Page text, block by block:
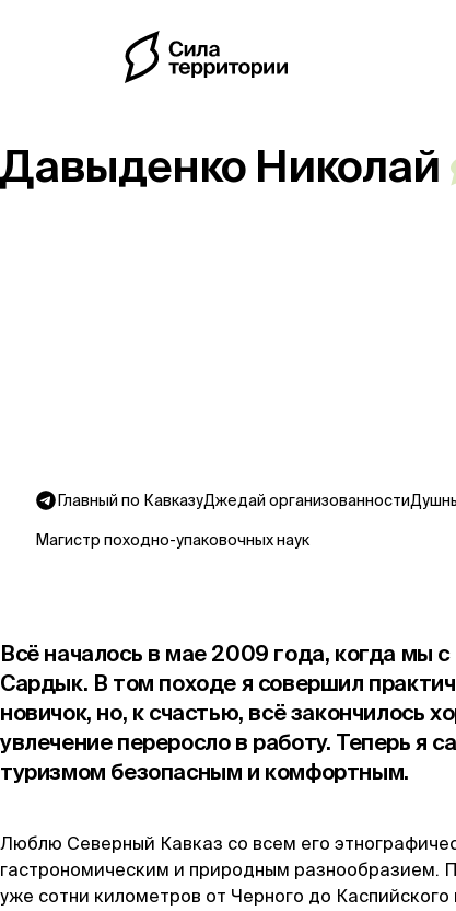
Давыденко Николай
Главный по КавказуДжедай организованности
Магистр походно-упаковочных наук
Всё началось в мае 2009 года, когда мы
Сардык. В том походе я совершил
новичок, но, к счастью, всё закончилось
увлечение переросло в работу. Теперь я
туризмом безопасным и комфортным.
Люблю Северный Кавказ со всем его
гастрономическим и природным разнообразием.
уже сотни километров от Черного до Каспийского